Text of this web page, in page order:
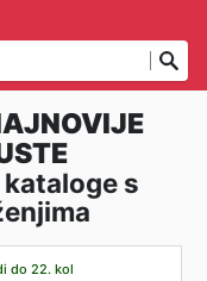
s
do 22. kol